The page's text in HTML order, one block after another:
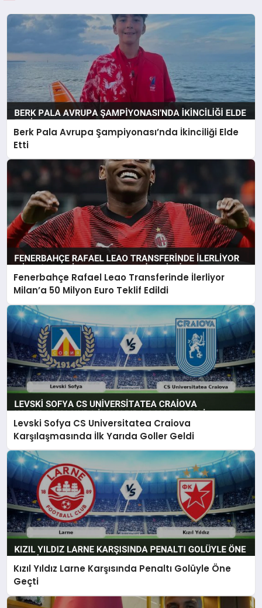
Berk Pala Avrupa Şampiyonası’nda İkinciliği Elde
Etti
Fenerbahçe Rafael Leao Transferinde İlerliyor
Milan’a 50 Milyon Euro Teklif Edildi
Levski Sofya CS Universitatea Craiova
Karşılaşmasında İlk Yarıda Goller Geldi
Kızıl Yıldız Larne Karşısında Penaltı Golüyle Öne
Geçti